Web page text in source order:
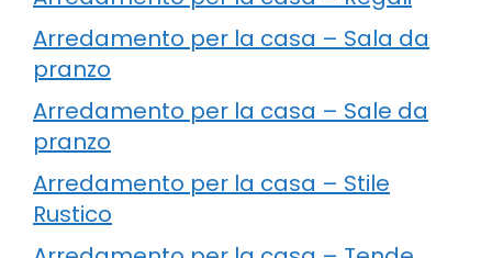
Arredamento per la casa – Sala da
pranzo
Arredamento per la casa – Sale da
pranzo
Arredamento per la casa – Stile
Rustico